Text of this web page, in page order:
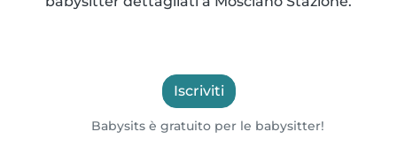
Iscriviti
Babysits è gratuito per le babysitter!